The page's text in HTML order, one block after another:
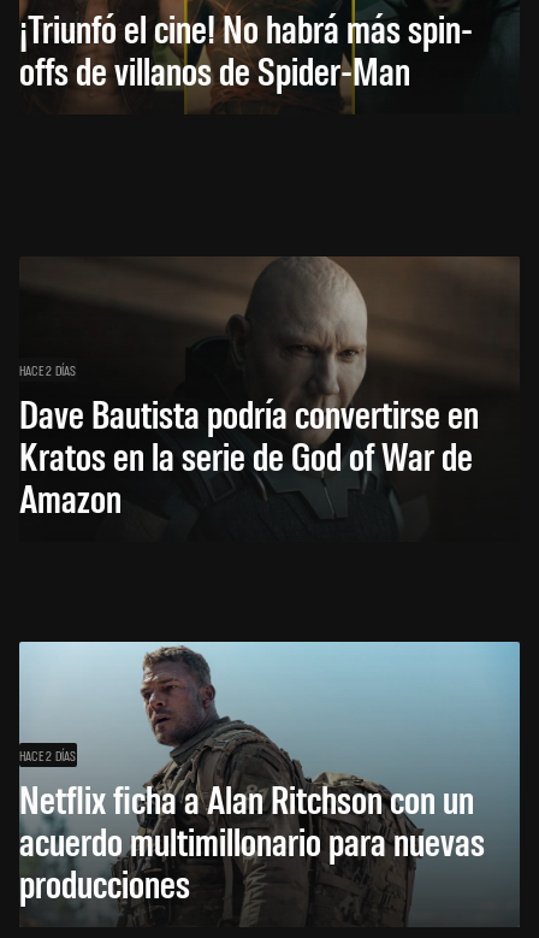
¡Triunfó el cine! No habrá más spin-
offs de villanos de Spider-Man
HACE 2 DÍAS
Dave Bautista podría convertirse en
Kratos en la serie de God of War de
Amazon
HACE 2 DÍAS
Netflix ficha a Alan Ritchson con un
acuerdo multimillonario para nuevas
producciones